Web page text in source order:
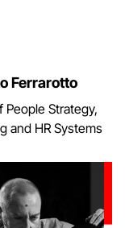
Ferrarotto
People Strategy,
and HR Systems